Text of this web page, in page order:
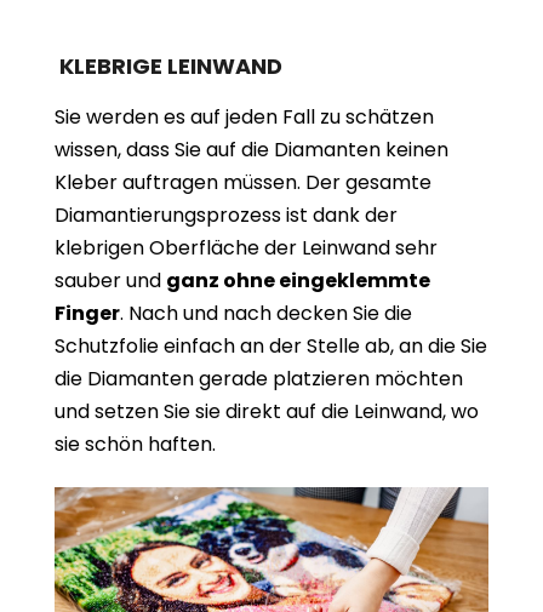
KLEBRIGE LEINWAND
Sie werden es auf jeden Fall zu schätzen
wissen, dass Sie auf die Diamanten keinen
Kleber auftragen müssen. Der gesamte
Diamantierungsprozess ist dank der
klebrigen Oberfläche der Leinwand sehr
sauber und ganz ohne eingeklemmte
Finger. Nach und nach decken Sie die
Schutzfolie einfach an der Stelle ab, an die Sie
die Diamanten gerade platzieren möchten
und setzen Sie sie direkt auf die Leinwand, wo
sie schön haften.